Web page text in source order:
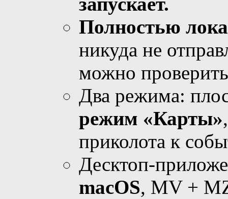
Полностью
никуда не
можно
Два режима:
режим «Карты»
приколота к
Десктоп-
macOS, MV +